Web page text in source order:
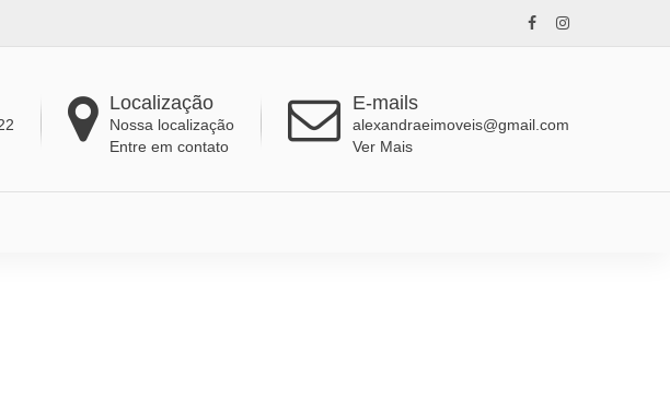
Localização
Nossa localização
Entre em contato
E-mails
alexandraeimoveis@gmail.com
Ver Mais